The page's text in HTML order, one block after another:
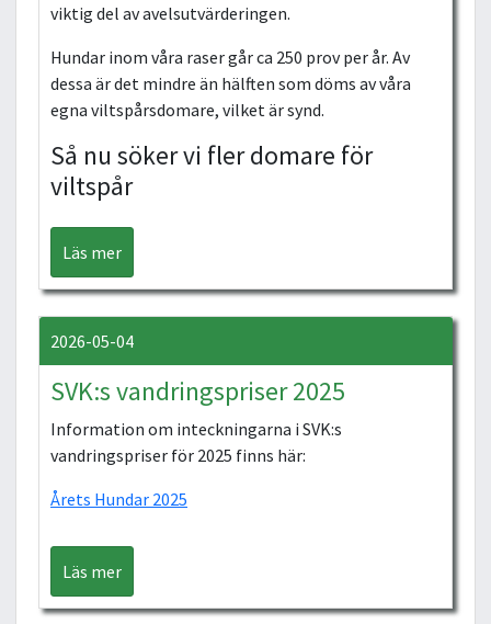
viktig del av avelsutvärderingen.
Hundar inom våra raser går ca 250 prov per år. Av
dessa är det mindre än hälften som döms av våra
egna viltspårsdomare, vilket är synd.
Så nu söker vi fler domare för
viltspår
Läs mer
2026-05-04
SVK:s vandringspriser 2025
Information om inteckningarna i SVK:s
vandringspriser för 2025 finns här:
Årets Hundar 2025
Läs mer